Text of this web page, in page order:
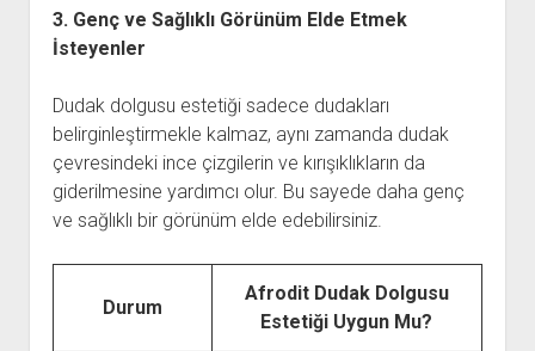
3. Genç ve Sağlıklı Görünüm Elde Etmek
İsteyenler
Dudak dolgusu estetiği sadece dudakları
belirginleştirmekle kalmaz, aynı zamanda dudak
çevresindeki ince çizgilerin ve kırışıklıkların da
giderilmesine yardımcı olur. Bu sayede daha genç
ve sağlıklı bir görünüm elde edebilirsiniz.
Durum
Afrodit Dudak Dolgusu
Estetiği Uygun Mu?